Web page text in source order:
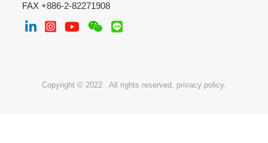
FAX +886-2-82271908
Copyright © 2022 . All rights reserved. privacy policy.